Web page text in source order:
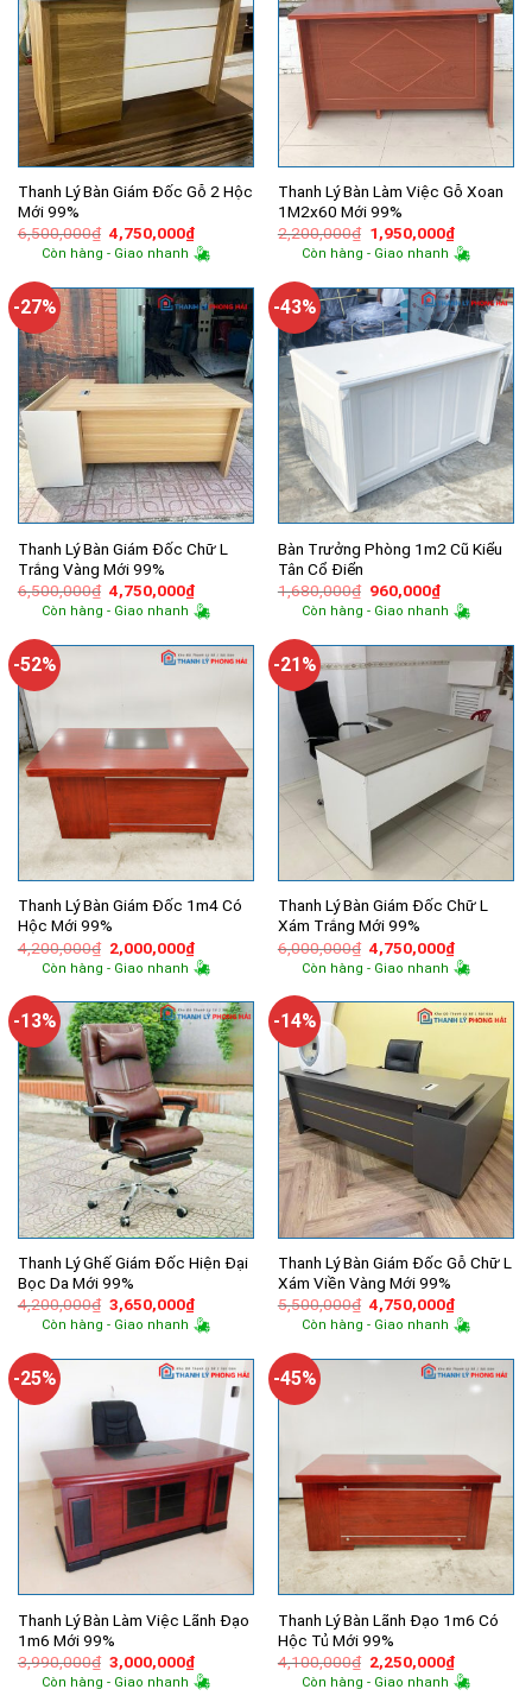
Thanh Lý Bàn Giám Đốc Gỗ 2 Hộc
Mới 99%
6,500,000₫ Giá
gốc
là:
4,750,000₫Giá
hiện
tại
4,750,000₫.
Còn hàng - Giao nhanh
Thanh Lý Bàn Làm Việc Gỗ Xoan
1M2x60 Mới 99%
2,200,000₫ Giá
gốc
là:
1,950,000₫Giá
hiện
tại
Còn hàng - Giao nhanh
-27%
Thanh Lý Bàn Giám Đốc Chữ L
Trắng Vàng Mới 99%
6,500,000₫ Giá
gốc
là:
4,750,000₫Giá
hiện
tại
4,750,000₫.
Còn hàng - Giao nhanh
-43%
Bàn Trưởng Phòng 1m2 Cũ Kiểu
Tân Cổ Điển
1,680,000₫ Giá
gốc
là:
960,000₫Giá
hiện
tại
960,000₫.
Còn hàng - Giao nhanh
-52%
Thanh Lý Bàn Giám Đốc 1m4 Có
Hộc Mới 99%
4,200,000₫ Giá
gốc
là:
2,000,000₫Giá
hiện
tại
2,000,000₫.
Còn hàng - Giao nhanh
-21%
Thanh Lý Bàn Giám Đốc Chữ L
Xám Trắng Mới 99%
6,000,000₫ Giá
gốc
là:
4,750,000₫Giá
hiện
tại
Còn hàng - Giao nhanh
-13%
Thanh Lý Ghế Giám Đốc Hiện Đại
Bọc Da Mới 99%
4,200,000₫ Giá
gốc
là:
3,650,000₫Giá
hiện
tại
3,650,000₫.
Còn hàng - Giao nhanh
-14%
Thanh Lý Bàn Giám Đốc Gỗ Chữ L
Xám Viền Vàng Mới 99%
5,500,000₫ Giá
gốc
là:
4,750,000₫Giá
hiện
tại
Còn hàng - Giao nhanh
-25%
Thanh Lý Bàn Làm Việc Lãnh Đạo
1m6 Mới 99%
3,990,000₫ Giá
gốc
là:
3,000,000₫Giá
hiện
tại
Còn hàng - Giao nhanh
-45%
Thanh Lý Bàn Lãnh Đạo 1m6 Có
Hộc Tủ Mới 99%
4,100,000₫ Giá
gốc
là:
2,250,000₫Giá
hiện
tại
Còn hàng - Giao nhanh